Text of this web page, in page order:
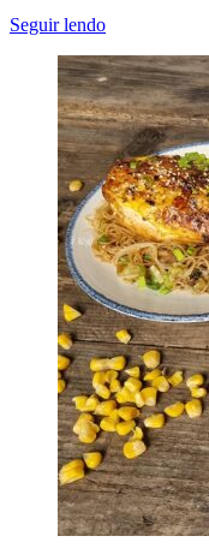
Seguir lendo